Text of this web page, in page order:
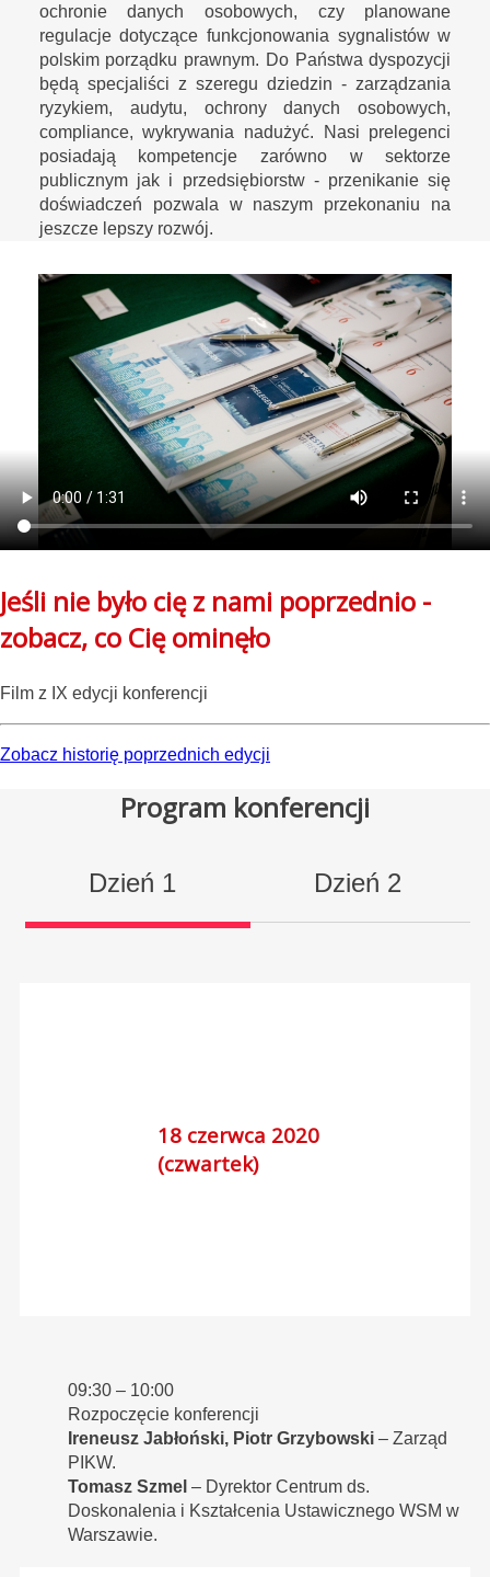
ochronie danych osobowych, czy planowane
regulacje dotyczące funkcjonowania sygnalistów w
polskim porządku prawnym. Do Państwa dyspozycji
będą specjaliści z szeregu dziedzin - zarządzania
ryzykiem, audytu, ochrony danych osobowych,
compliance, wykrywania nadużyć. Nasi prelegenci
posiadają kompetencje zarówno w sektorze
publicznym jak i przedsiębiorstw - przenikanie się
doświadczeń pozwala w naszym przekonaniu na
jeszcze lepszy rozwój.
Jeśli nie było cię z nami poprzednio -
zobacz, co Cię ominęło
Film z IX edycji konferencji
Zobacz historię poprzednich edycji
Program konferencji
Dzień 1
18 czerwca 2020
(czwartek)
09:30 – 10:00
Rozpoczęcie konferencji
Ireneusz Jabłoński, Piotr Grzybowski – Zarząd
PIKW.
Tomasz Szmel – Dyrektor Centrum ds.
Doskonalenia i Kształcenia Ustawicznego WSM w
Warszawie.
Dzień 2